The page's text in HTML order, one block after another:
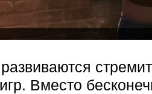
Вместо